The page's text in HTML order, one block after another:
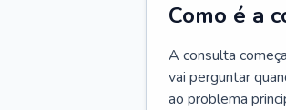
Como é a
A consulta
vai perguntar
ao problema